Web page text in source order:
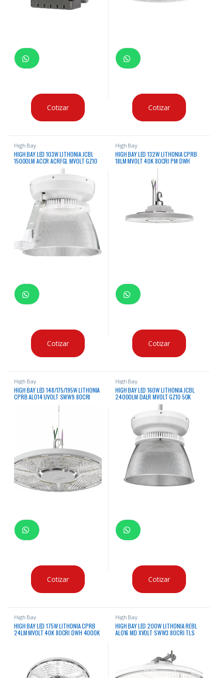
Cotizar Cotizar
High Bay
HIGH BAY LED 103W LITHONIA JCBL
15000LM ACCR ACRFGL MVOLT GZ10
50K 90CRI PM 5000K 120-277VAC
CERTIFICACION UL
Cotizar
High Bay
HIGH BAY LED 132W LITHONIA CPRB
18LM MVOLT 40K 80CRI PM DWH
4000K 18000 LUMENES 120 –
Cotizar
High Bay
HIGH BAY LED 148/175/195W LITHONIA
CPRB ALO14 UVOLT SWW9 80CRI
21000/24000/27000 LUMENES 120
Cotizar
High Bay
HIGH BAY LED 160W LITHONIA JCBL
24000LM DALR MVOLT GZ10 50K
80CRI SC6W DWHXD 5000K 24000
LUMENES 120 – 277VAC
CERTIFICACION UL
Cotizar
High Bay
HIGH BAY LED 175W LITHONIA CPRB
24LM MVOLT 40K 80CRI DWH 4000K
High Bay
HIGH BAY LED 200W LITHONIA REBL
ALO16 MD XVOLT SWW3 80CRI TLS
PIR CERTIFICACION UL, IP66 & NEMA